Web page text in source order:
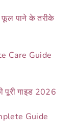
फूल पाने के तरीके
Care Guide
पूरी गाइड 2026
Guide